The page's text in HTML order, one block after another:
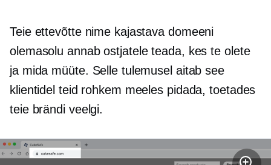
Teie ettevõtte nime kajastava domeeni
olemasolu annab ostjatele teada, kes te olete
ja mida müüte. Selle tulemusel aitab see
klientidel teid rohkem meeles pidada, toetades
teie brändi veelgi.